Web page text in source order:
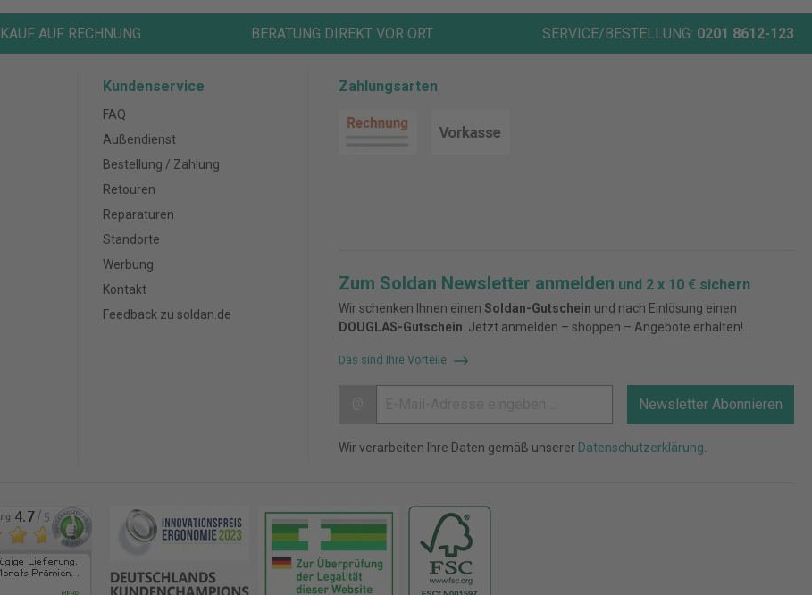
KAUF AUF RECHNUNG BERATUNG DIREKT VOR ORT SERVICE/BESTELLUNG: 0201 8612-123
Kundenservice
FAQ
Außendienst
Bestellung / Zahlung
Retouren
Reparaturen
Standorte
Werbung
Kontakt
Feedback zu soldan.de
Zahlungsarten
Zum Soldan Newsletter anmelden und 2 x 10 € sichern
Wir schenken Ihnen einen Soldan-Gutschein und nach Einlösung einen
DOUGLAS-Gutschein . Jetzt anmelden – shoppen – Angebote erhalten!
Das sind Ihre Vorteile
Newsletter Abonnieren
Wir verarbeiten Ihre Daten gemäß unserer Datenschutzerklärung